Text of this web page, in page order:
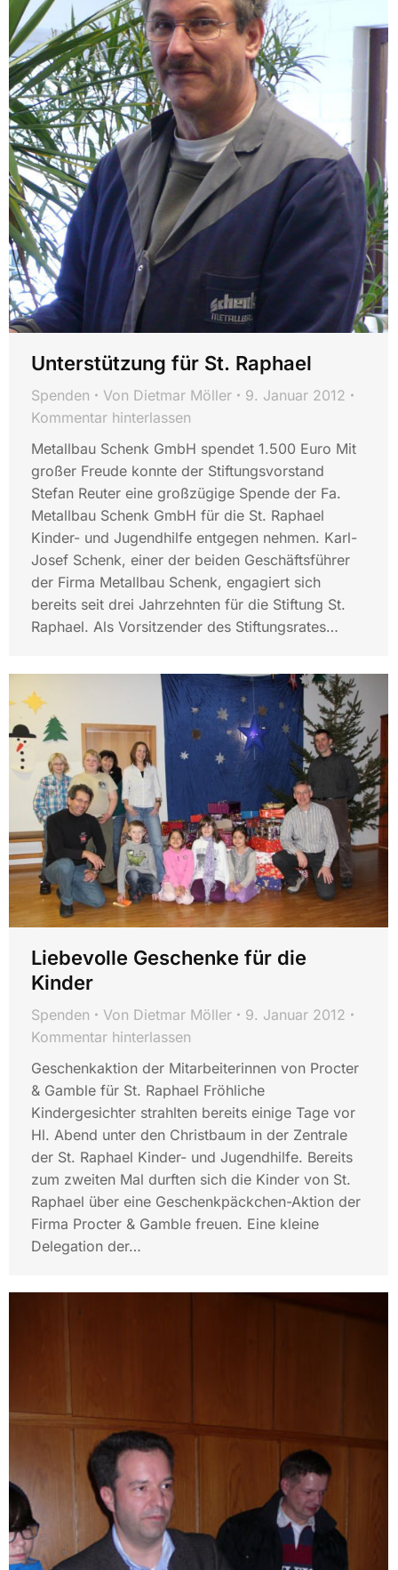
Unterstützung für St. Raphael
Spenden Von Dietmar Möller
9. Januar 2012
Kommentar hinterlassen
Metallbau Schenk GmbH spendet 1.500 Euro Mit
großer Freude konnte der Stiftungsvorstand
Stefan Reuter eine großzügige Spende der Fa.
Metallbau Schenk GmbH für die St. Raphael
Kinder- und Jugendhilfe entgegen nehmen. Karl-
Josef Schenk, einer der beiden Geschäftsführer
der Firma Metallbau Schenk, engagiert sich
bereits seit drei Jahrzehnten für die Stiftung St.
Raphael. Als Vorsitzender des Stiftungsrates…
Liebevolle Geschenke für die
Kinder
Spenden Von Dietmar Möller
9. Januar 2012
Kommentar hinterlassen
Geschenkaktion der Mitarbeiterinnen von Procter
& Gamble für St. Raphael Fröhliche
Kindergesichter strahlten bereits einige Tage vor
Hl. Abend unter den Christbaum in der Zentrale
der St. Raphael Kinder- und Jugendhilfe. Bereits
zum zweiten Mal durften sich die Kinder von St.
Raphael über eine Geschenkpäckchen-Aktion der
Firma Procter & Gamble freuen. Eine kleine
Delegation der…